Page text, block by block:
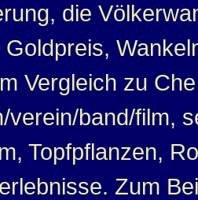
die
Vergleich zu
verein/band/film,
Topfpflanzen,
Zum